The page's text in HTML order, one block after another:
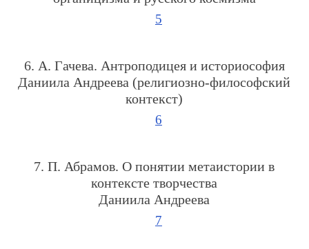
5
6. А. Гачева. Антроподицея и историософия
Даниила Андреева (религиозно-философский
контекст)
6
7. П. Абрамов. О понятии метаистории в
контексте творчества
Даниила Андреева
7